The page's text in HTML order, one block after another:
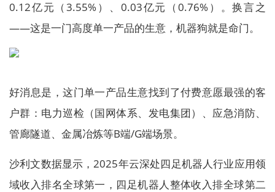
0.12亿元（3.55%）、0.03亿元（0.76%）。换言之
——这是一门高度单一产品的生意，机器狗就是命门。
好消息是，这门单一产品生意找到了付费意愿最强的客
户群：电力巡检（国网体系、发电集团）、应急消防、
管廊隧道、金属冶炼等B端/G端场景。
沙利文数据显示，2025年云深处四足机器人行业应用领
域收入排名全球第一，四足机器人整体收入排全球第二